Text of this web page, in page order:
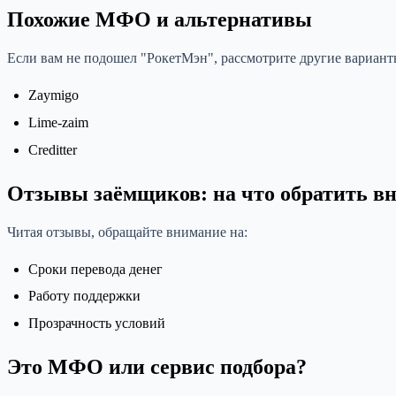
Похожие МФО и альтернативы
Если вам не подошел "РокетМэн", рассмотрите другие
Zaymigo
Lime-zaim
Creditter
Отзывы заёмщиков: на что обратить
Читая отзывы, обращайте внимание на:
Сроки перевода денег
Работу поддержки
Прозрачность условий
Это МФО или сервис подбора?